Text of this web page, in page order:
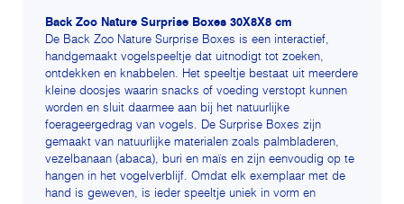
Back Zoo Nature Surprise Boxes 30X8X8 cm
De Back Zoo Nature Surprise Boxes is een interactief,
handgemaakt vogelspeeltje dat uitnodigt tot zoeken,
ontdekken en knabbelen. Het speeltje bestaat uit meerdere
kleine doosjes waarin snacks of voeding verstopt kunnen
worden en sluit daarmee aan bij het natuurlijke
foerageergedrag van vogels. De Surprise Boxes zijn
gemaakt van natuurlijke materialen zoals palmbladeren,
vezelbanaan (abaca), buri en maïs en zijn eenvoudig op te
hangen in het vogelverblijf. Omdat elk exemplaar met de
hand is geweven, is ieder speeltje uniek in vorm en